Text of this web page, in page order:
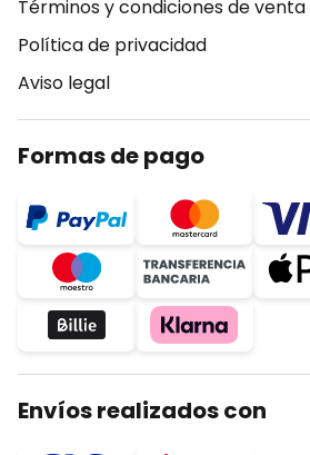
Términos y condiciones de venta
Política de privacidad
Aviso legal
Formas de pago
Envíos realizados con